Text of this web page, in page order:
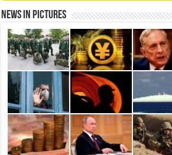
News in Pictures